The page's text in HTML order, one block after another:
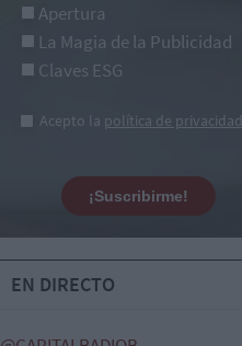
Apertura
La Magia de la Publicidad
Claves ESG
Acepto la política de privacidad
¡Suscribirme!
EN DIRECTO